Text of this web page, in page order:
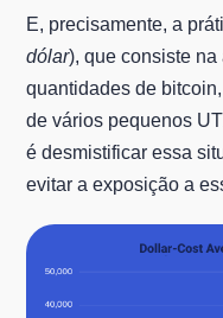
E, precisamente, a
dólar), que consiste
quantidades de
de vários pequenos
é desmistificar essa
evitar a exposição a